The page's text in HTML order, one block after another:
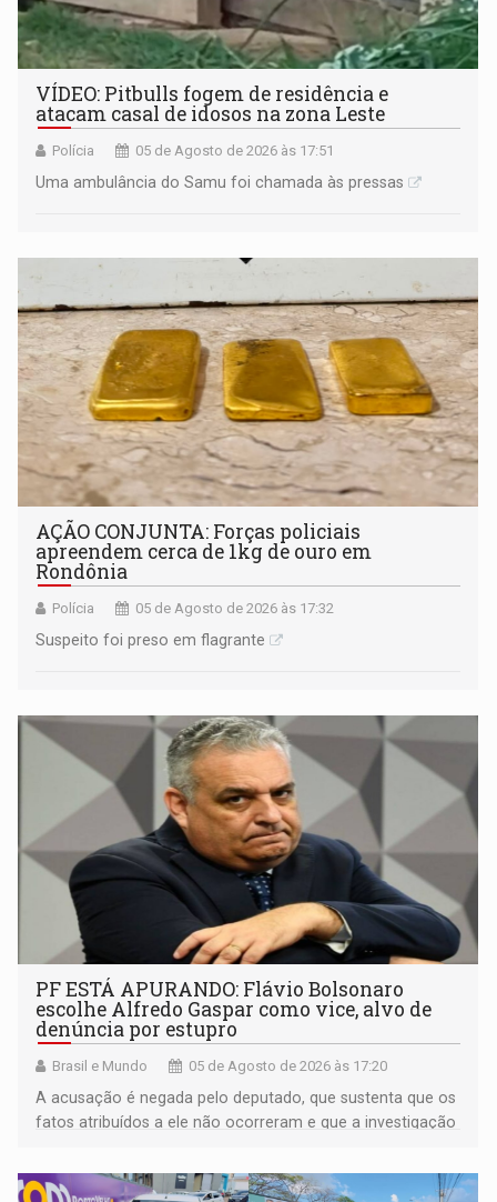
VÍDEO: Pitbulls fogem de residência e
atacam casal de idosos na zona Leste
Polícia 05 de Agosto de 2026 às 17:51
Uma ambulância do Samu foi chamada às pressas
AÇÃO CONJUNTA: Forças policiais
apreendem cerca de 1kg de ouro em
Rondônia
Polícia 05 de Agosto de 2026 às 17:32
Suspeito foi preso em flagrante
PF ESTÁ APURANDO: Flávio Bolsonaro
escolhe Alfredo Gaspar como vice, alvo de
denúncia por estupro
Brasil e Mundo 05 de Agosto de 2026 às 17:20
A acusação é negada pelo deputado, que sustenta que os
fatos atribuídos a ele não ocorreram e que a investigação